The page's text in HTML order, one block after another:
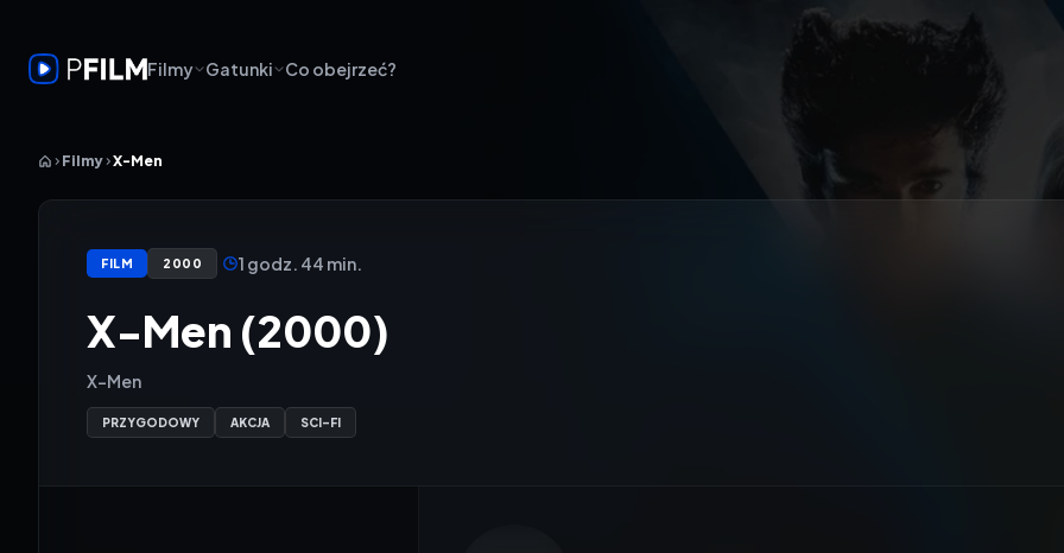
Filmy Gatunki Co obejrzeć?
Filmy X-Men
FILM 2000 1 godz. 44 min.
X-Men (2000)
X-Men
PRZYGODOWY AKCJA SCI-FI